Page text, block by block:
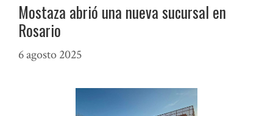
Mostaza abrió una nueva sucursal en
Rosario
6 agosto 2025